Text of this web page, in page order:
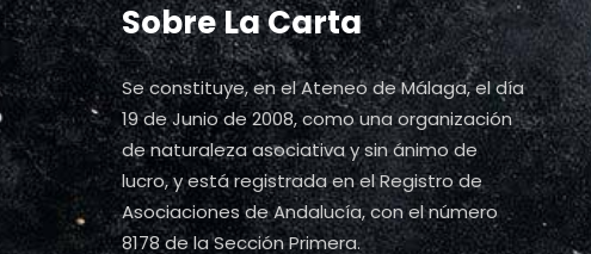
Sobre La Carta
Se constituye, en el Ateneo de Málaga, el día
19 de Junio de 2008, como una organización
de naturaleza asociativa y sin ánimo de
lucro, y está registrada en el Registro de
Asociaciones de Andalucía, con el número
8178 de la Sección Primera.